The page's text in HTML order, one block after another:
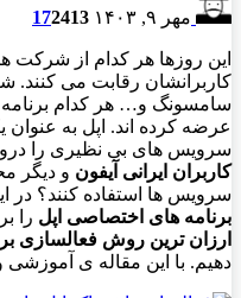
مهر ۹, ۱۴۰۳ 172413
این روزها هر کدام از شرکت
کاربرانشان رقابت می
سامسونگ و… هر کدام
عرضه کرده اند. اپل به
سرویس های بی نظیری را
کاربران ایرانی آیفون و دیگر
سرویس ها استفاده کنند؟ در
برنامه های اختصاصی اپل را
ارزان ترین روش فعالسازی
دهیم. با این مقاله ی آموزشی